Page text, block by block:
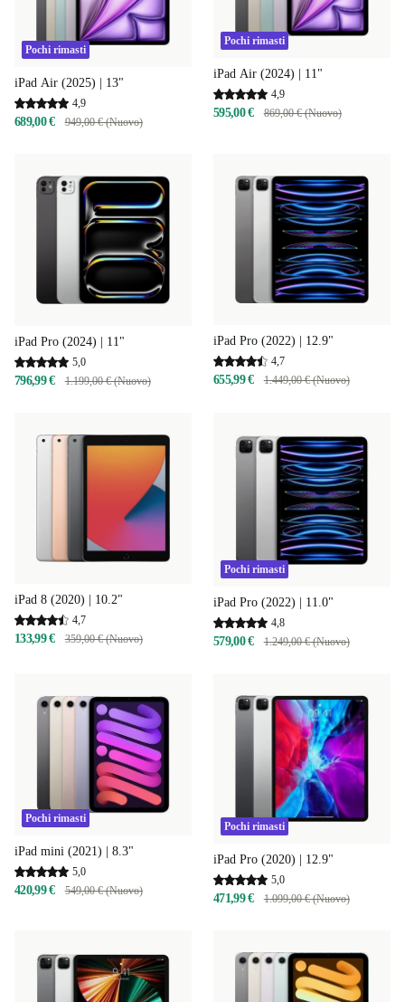
Pochi rimasti
iPad Air (2025) | 13"
4,9
689,00 € 949,00 € (Nuovo)
Pochi rimasti
iPad Air (2024) | 11"
4,9
595,00 € 869,00 € (Nuovo)
iPad Pro (2024) | 11"
5,0
796,99 € 1.199,00 € (Nuovo)
iPad Pro (2022) | 12.9"
4,7
655,99 € 1.449,00 € (Nuovo)
iPad 8 (2020) | 10.2"
4,7
133,99 € 359,00 € (Nuovo)
Pochi rimasti
iPad Pro (2022) | 11.0"
4,8
579,00 € 1.249,00 € (Nuovo)
Pochi rimasti
iPad mini (2021) | 8.3"
5,0
420,99 € 549,00 € (Nuovo)
Pochi rimasti
iPad Pro (2020) | 12.9"
5,0
471,99 € 1.099,00 € (Nuovo)